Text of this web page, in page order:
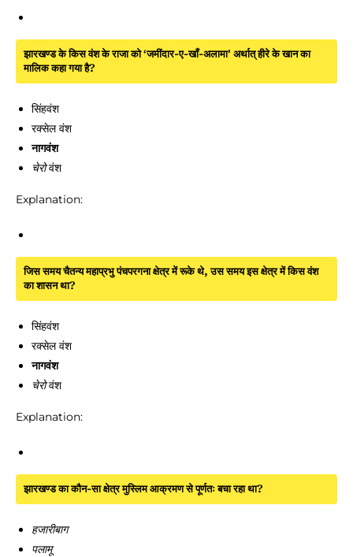
झारखण्ड के किस वंश के राजा को ‘जमींदार-ए-खाँ-अलामा’ अर्थात् हीरे के खान का
मालिक कहा गया है?
सिंहवंश
रक्सेल वंश
नागवंश
चेरोवंश
Explanation:
जिस समय चैतन्य महाप्रभु पंचपरगना क्षेत्र में रूके थे, उस समय इस क्षेत्र में किस वंश
का शासन था?
सिंहवंश
रक्सेल वंश
नागवंश
चेरोवंश
Explanation:
झारखण्ड का कौन-सा क्षेत्र मुस्लिम आक्रमण से पूर्णतः बचा रहा था?
हजारीबाग
पलामू